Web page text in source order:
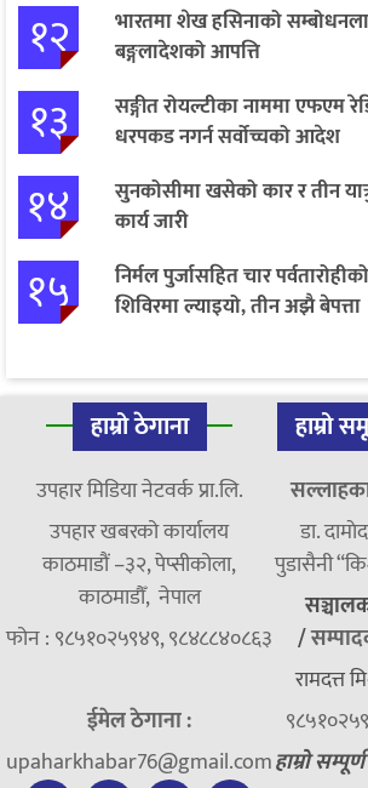
१२
भारतमा शेख हसिनाको
बङ्गलादेशको आपत्ति
१३
सङ्गीत रोयल्टीका नाममा एफएम
धरपकड नगर्न सर्वोच्चको आदेश
१४
सुनकोसीमा खसेको कार र तीन
कार्य जारी
१५
निर्मल पुर्जासहित चार
शिविरमा ल्याइयो, तीन अझै बेपत्ता
हाम्रो ठेगाना
उपहार मिडिया नेटवर्क प्रा.लि.
उपहार खबरको कार्यालय
काठमाडौं –३२, पेप्सीकोला,
काठमाडौँ, नेपाल
फोन : ९८५१०२५९४९, ९८४८८४०८६३
ईमेल ठेगाना :
upaharkhabar76@gmail.com
हाम्रो
डा.
पुडासैनी
/
रामदत्त
हाम्रो